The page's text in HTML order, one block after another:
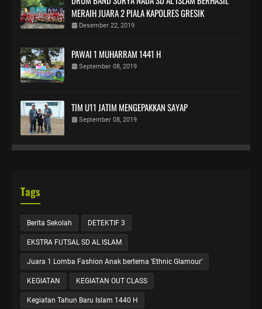
MERAIH JUARA 2 PIALA KAPOLRES GRESIK
Desember 22, 2019
PAWAI 1 MUHARRAM 1441 H
September 08, 2019
TIM U11 JATIM MENGEPAKKAN SAYAP
September 08, 2019
Tags
Berita Sekolah DETEKTIF 3
EKSTRA FUTSAL SD AL ISLAM
Juara 1 Lomba Fashion Anak bertema ‘Ethnic Glamour’
KEGIATAN KEGIATAN OUT CLASS
Kegiatan Tahun Baru Islam 1440 H